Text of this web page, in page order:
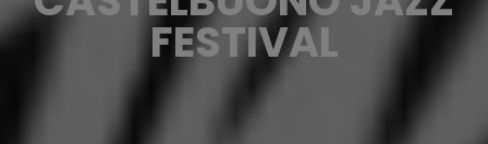
FESTIVAL